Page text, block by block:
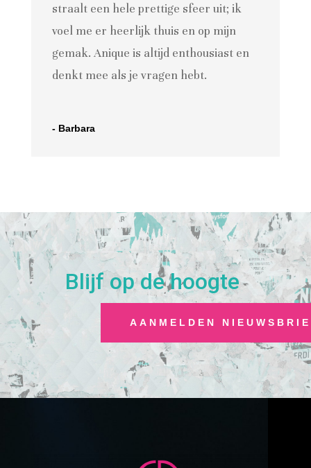
straalt een hele prettige sfeer uit; ik
voel me er heerlijk thuis en op mijn
gemak. Anique is altijd enthousiast en
denkt mee als je vragen hebt.
- Barbara
Blijf op de hoogte
AANMELDEN